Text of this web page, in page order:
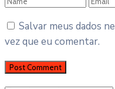
Salvar meus dados
vez que eu comentar.